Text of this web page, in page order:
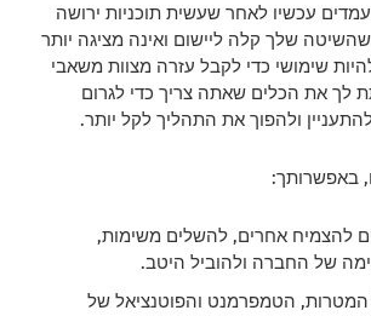
עכשיו לאחר שעשית תוכניות ירושה
שהשיטה שלך קלה ליישום ואינה מציגה יותר
שימושי כדי לקבל עזרה מצוות משאבי
לך את הכלים שאתה צריך כדי לגרום
ולהפוך את התהליך לקל יותר.
באפשרותך:
להצמיח אחרים, להשלים משימות,
של החברה ולהוביל היטב.
המטרות, הטמפרמנט והפוטנציאל של